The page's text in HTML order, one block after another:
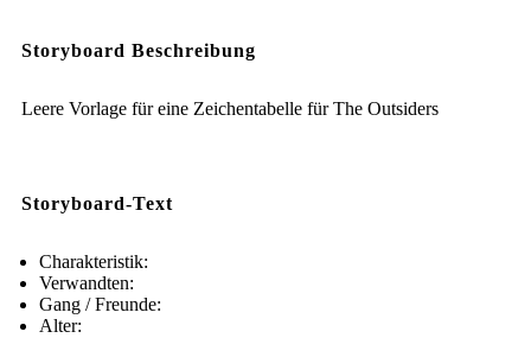
Storyboard Beschreibung
Leere Vorlage für eine Zeichentabelle für The Outsiders
Storyboard-Text
Charakteristik:
Verwandten:
Gang / Freunde:
Alter: